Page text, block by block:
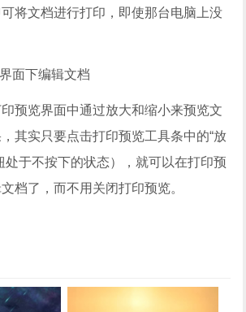
将文档进行打印，即使那台电脑上没
下编辑文档
览界面中通过放大和缩小来预览文
其实只要点击打印预览工具条中的“放
处于不按下的状态），就可以在打印预
档了，而不用关闭打印预览。